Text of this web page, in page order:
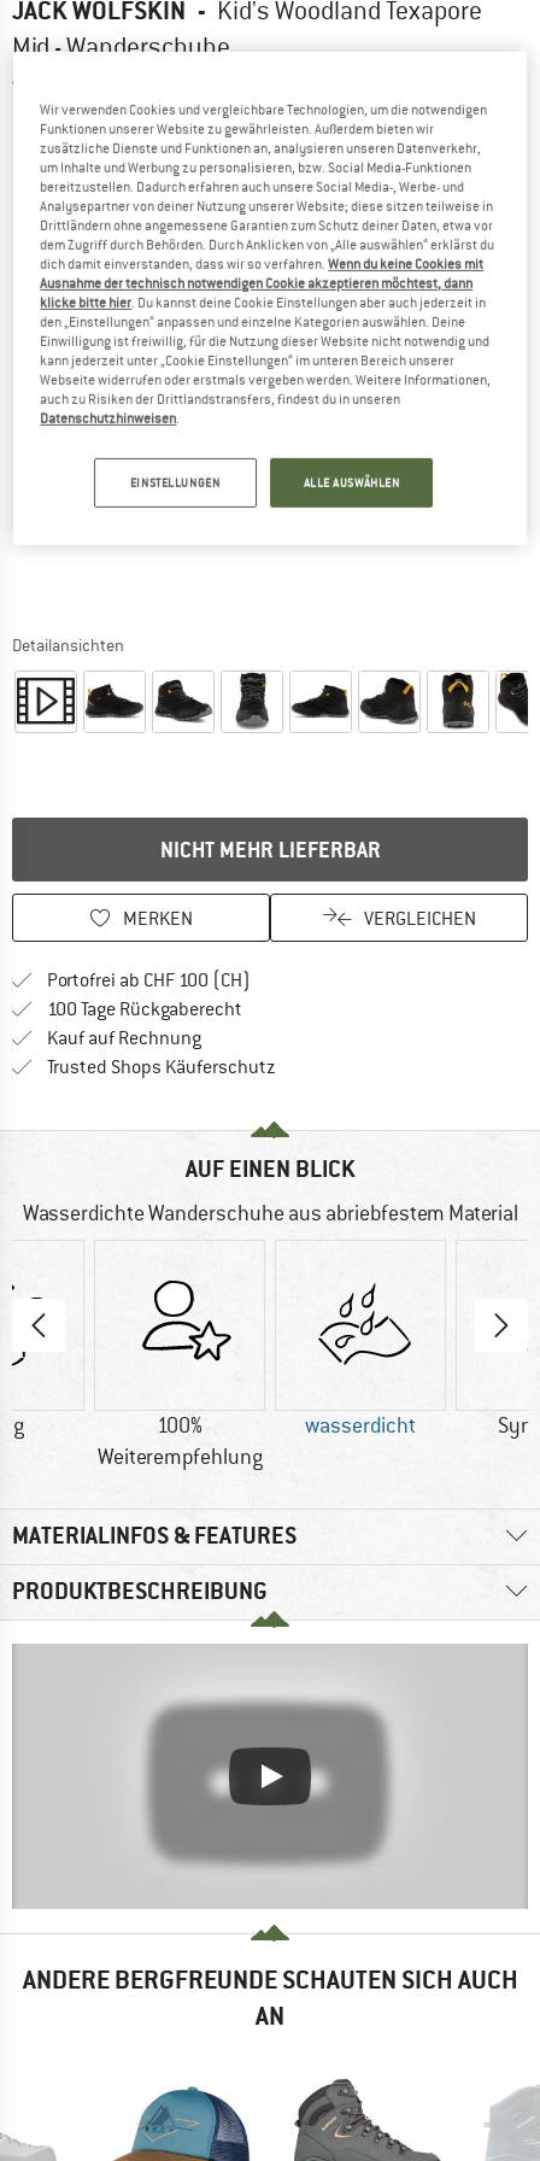
JACK WOLFSKIN - Kid's Woodland Texapore
Mid - Wanderschuhe
Detailansichten
NICHT MEHR LIEFERBAR
MERKEN VERGLEICHEN
Portofrei ab CHF 100 (CH)
100 Tage Rückgaberecht
Kauf auf RechnungFinde die Zahlungs-Infos hier! Öffnet
Trusted Shops Käuferschutz
AUF EINEN BLICK
Wasserdichte Wanderschuhe aus abriebfestem Material
g
100%
Weiterempfehlung
wasserdicht
MATERIALINFOS & FEATURES
PRODUKTBESCHREIBUNG
ANDERE BERGFREUNDE SCHAUTEN SICH AUCH
AN
Wir verwenden Cookies und vergleichbare Technologien, um die notwendigen
Funktionen unserer Website zu gewährleisten. Außerdem bieten wir
zusätzliche Dienste und Funktionen an, analysieren unseren Datenverkehr,
um Inhalte und Werbung zu personalisieren, bzw. Social Media-Funktionen
bereitzustellen. Dadurch erfahren auch unsere Social Media-, Werbe- und
Analysepartner von deiner Nutzung unserer Website; diese sitzen teilweise in
Drittländern ohne angemessene Garantien zum Schutz deiner Daten, etwa vor
dem Zugriff durch Behörden. Durch Anklicken von „Alle auswählen“ erklärst du
dich damit einverstanden, dass wir so verfahren.Wenn du keine Cookies mit
Ausnahme der technisch notwendigen Cookie akzeptieren möchtest, dann
klicke bitte hier . Du kannst deine Cookie Einstellungen aber auch jederzeit in
den „Einstellungen“ anpassen und einzelne Kategorien auswählen. Deine
Einwilligung ist freiwillig, für die Nutzung dieser Website nicht notwendig und
kann jederzeit unter „Cookie Einstellungen“ im unteren Bereich unserer
Webseite widerrufen oder erstmals vergeben werden. Weitere Informationen,
auch zu Risiken der Drittlandstransfers, findest du in unseren
Datenschutzhinweisen
EINSTELLUNGEN ALLE AUSWÄHLEN